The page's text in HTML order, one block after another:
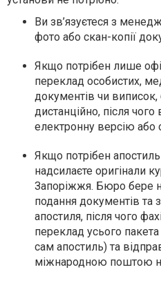
Ви зв’язуєтеся з
фото або скан-копії
Якщо потрібен лише
переклад особистих,
документів чи
дистанційно, після
електронну версію або
Якщо потрібен
надсилаєте оригінали
Запоріжжя. Бюро бере
подання документів та
апостиля, після чого
переклад усього
сам апостиль) та
міжнародною поштою